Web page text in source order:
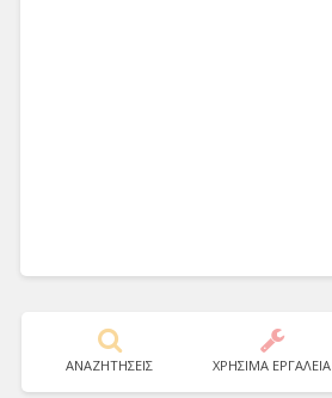
ΑΝΑΖΗΤΗΣΕΙΣ ΧΡΗΣΙΜΑ ΕΡΓΑΛΕΙΑ